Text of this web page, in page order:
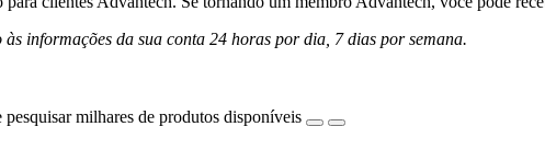
informações da sua conta 24 horas por dia, 7 dias por semana.
pesquisar milhares de produtos disponíveis